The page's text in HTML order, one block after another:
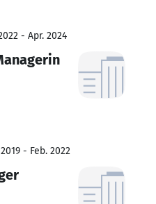
- Apr. 2024
- Feb. 2022